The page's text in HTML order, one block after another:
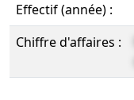
Effectif (année) :
Chiffre d'affaires :